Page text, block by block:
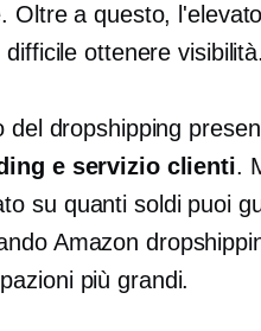
Oltre a questo,
ottenere visibilità.
del dropshipping
e servizio clienti.
su quanti soldi puoi
Amazon
più grandi.